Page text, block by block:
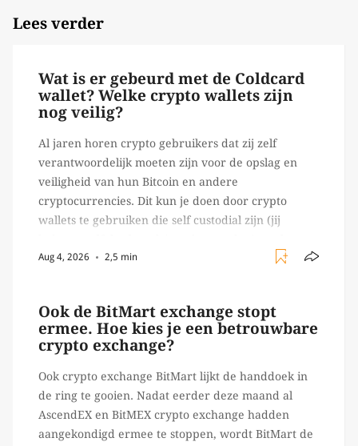
Lees verder
Wat is er gebeurd met de Coldcard
wallet? Welke crypto wallets zijn
nog veilig?
Al jaren horen crypto gebruikers dat zij zelf
verantwoordelijk moeten zijn voor de opslag en
veiligheid van hun Bitcoin en andere
cryptocurrencies. Dit kun je doen door crypto
wallets te gebruiken die self custodial zijn (jij
Ledger of Trezor bijvoorbeeld. Echter, op 29 juli
Aug 4, 2026 2,5 min
Ook de BitMart exchange stopt
ermee. Hoe kies je een betrouwbare
crypto exchange?
Ook crypto exchange BitMart lijkt de handdoek in
de ring te gooien. Nadat eerder deze maand al
AscendEX en BitMEX crypto exchange hadden
aangekondigd ermee te stoppen, wordt BitMart de